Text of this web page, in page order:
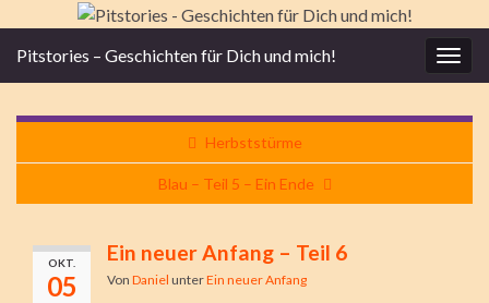
Pitstories – Geschichten für Dich und mich!
Herbststürme
Blau – Teil 5 – Ein Ende
OKT.
05
Ein neuer Anfang – Teil 6
Von Daniel unterEin neuer Anfang